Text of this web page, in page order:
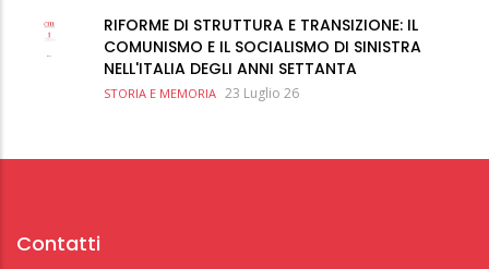
RIFORME DI STRUTTURA E TRANSIZIONE: IL
COMUNISMO E IL SOCIALISMO DI SINISTRA
NELL'ITALIA DEGLI ANNI SETTANTA
STORIA E MEMORIA 23 Luglio 26
Contatti